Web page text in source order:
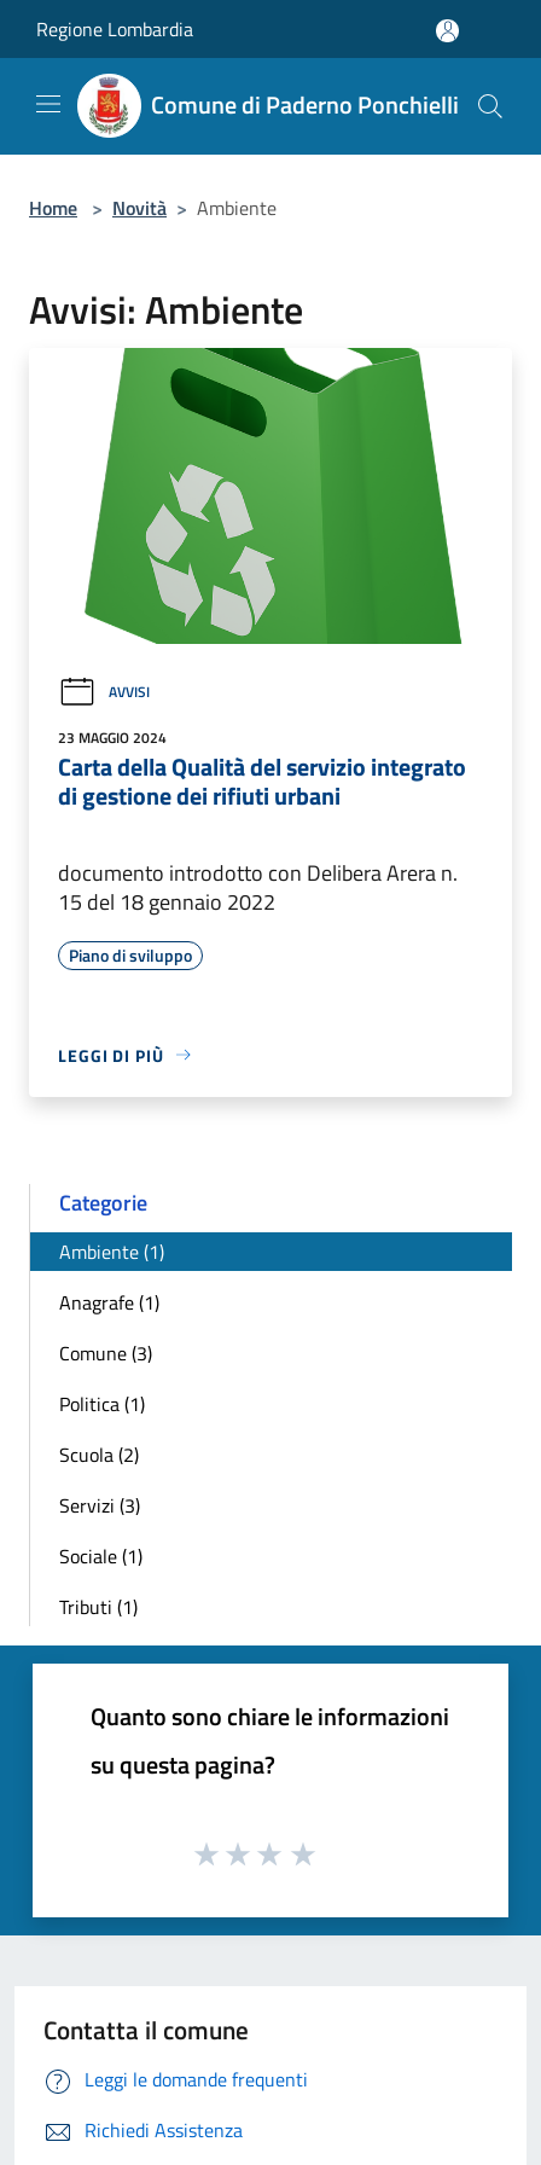
Regione Lombardia
Comune di Paderno Ponchielli
Home > Novità > Ambiente
Avvisi: Ambiente
AVVISI
23 MAGGIO 2024
Carta della Qualità del servizio integrato
di gestione dei rifiuti urbani
documento introdotto con Delibera Arera n.
15 del 18 gennaio 2022
Piano di sviluppo
LEGGI DI PIÙ
Categorie
Ambiente (1)
Anagrafe (1)
Comune (3)
Politica (1)
Scuola (2)
Servizi (3)
Sociale (1)
Tributi (1)
Quanto sono chiare le informazioni
su questa pagina?
Contatta il comune
Leggi le domande frequenti
Richiedi Assistenza